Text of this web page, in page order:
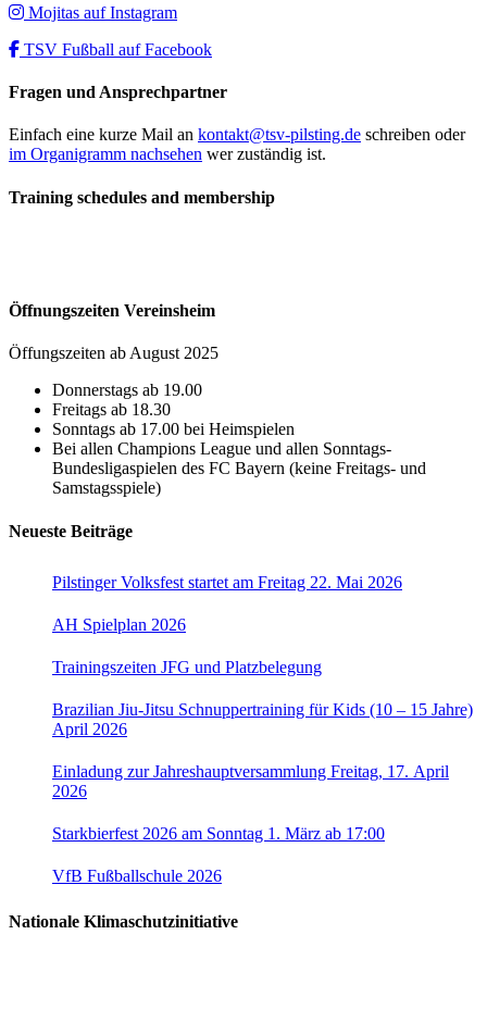
Mojitas auf Instagram
TSV Fußball auf Facebook
Fragen und Ansprechpartner
Einfach eine kurze Mail an kontakt@tsv-pilsting.de schreiben oder
im Organigramm nachsehen wer zuständig ist.
Training schedules and membership
Öffnungszeiten Vereinsheim
Öffungszeiten ab August 2025
Donnerstags ab 19.00
Freitags ab 18.30
Sonntags ab 17.00 bei Heimspielen
Bei allen Champions League und allen Sonntags-
Bundesligaspielen des FC Bayern (keine Freitags- und
Samstagsspiele)
Neueste Beiträge
Pilstinger Volksfest startet am Freitag 22. Mai 2026
AH Spielplan 2026
Trainingszeiten JFG und Platzbelegung
Brazilian Jiu-Jitsu Schnuppertraining für Kids (10 – 15 Jahre)
April 2026
Einladung zur Jahreshauptversammlung Freitag, 17. April
2026
Starkbierfest 2026 am Sonntag 1. März ab 17:00
VfB Fußballschule 2026
Nationale Klimaschutzinitiative